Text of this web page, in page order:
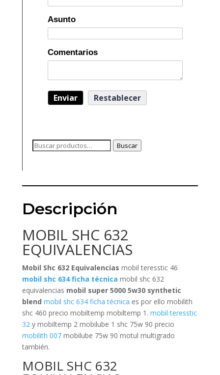
Asunto
Comentarios
Buscar
Buscar
Descripción
MOBIL SHC 632
EQUIVALENCIAS
Mobil Shc 632 Equivalencias mobil teresstic 46
mobil shc 634 ficha técnica mobil shc 632
equivalencias mobil super 5000 5w30 synthetic
blend mobil shc 634 ficha técnica es por ello mobilith
shc 460 precio mobiltemp mobiltemp 1. mobil teresstic
32 y mobiltemp 2 mobilube 1 shc 75w 90 precio
mobilith 007mobilube 75w 90 motul multigrado
también.
MOBIL SHC 632